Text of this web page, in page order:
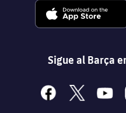
Sigue al Barça
facebook
x youtube